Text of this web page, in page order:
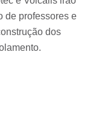
de professores e
dos